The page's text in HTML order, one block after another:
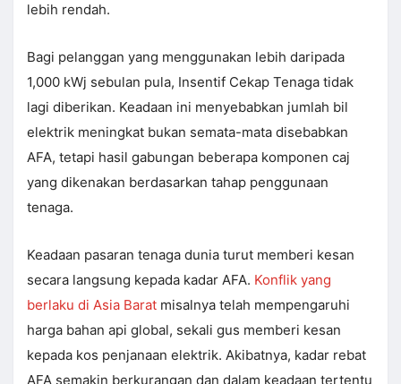
lebih rendah.
Bagi pelanggan yang menggunakan lebih daripada
1,000 kWj sebulan pula, Insentif Cekap Tenaga tidak
lagi diberikan. Keadaan ini menyebabkan jumlah bil
elektrik meningkat bukan semata-mata disebabkan
AFA, tetapi hasil gabungan beberapa komponen caj
yang dikenakan berdasarkan tahap penggunaan
tenaga.
Keadaan pasaran tenaga dunia turut memberi kesan
secara langsung kepada kadar AFA. Konflik yang
berlaku di Asia Barat misalnya telah mempengaruhi
harga bahan api global, sekali gus memberi kesan
kepada kos penjanaan elektrik. Akibatnya, kadar rebat
AFA semakin berkurangan dan dalam keadaan tertentu